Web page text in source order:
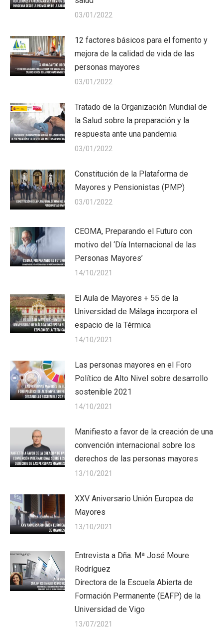
03/01/2022
12 factores básicos para el fomento y
mejora de la calidad de vida de las
personas mayores
03/01/2022
Tratado de la Organización Mundial de
la Salud sobre la preparación y la
respuesta ante una pandemia
03/01/2022
Constitución de la Plataforma de
Mayores y Pensionistas (PMP)
03/01/2022
CEOMA, Preparando el Futuro con
motivo del ‘Día Internacional de las
Personas Mayores’
14/10/2021
El Aula de Mayores + 55 de la
Universidad de Málaga incorpora el
espacio de la Térmica
14/10/2021
Las personas mayores en el Foro
Político de Alto Nivel sobre desarrollo
sostenible 2021
14/10/2021
Manifiesto a favor de la creación de una
convención internacional sobre los
derechos de las personas mayores
13/10/2021
XXV Aniversario Unión Europea de
Mayores
13/10/2021
Entrevista a Dña. Mª José Moure
Rodríguez
Directora de la Escuela Abierta de
Formación Permanente (EAFP) de la
Universidad de Vigo
13/07/2021